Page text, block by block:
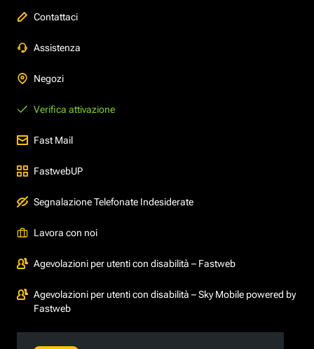
Contattaci
Assistenza
Negozi
Verifica attivazione
Fast Mail
FastwebUP
Segnalazione Telefonate Indesiderate
Lavora con noi
Agevolazioni per utenti con disabilità – Fastweb
Agevolazioni per utenti con disabilità – Sky Mobile powered by
Fastweb